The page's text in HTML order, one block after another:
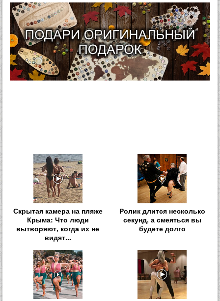
Скрытая камера на пляже
Крыма: Что люди
вытворяют, когда их не
видят...
Ролик длится несколько
секунд, а смеяться вы
будете долго